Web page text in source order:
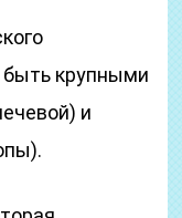
крупными
и